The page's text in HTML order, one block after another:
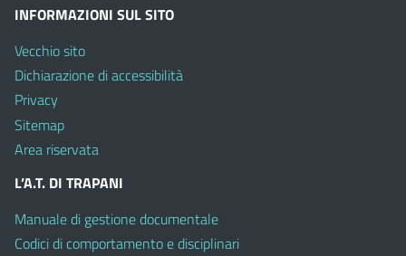
INFORMAZIONI SUL SITO
Vecchio sito
Dichiarazione di accessibilità
Privacy
Sitemap
Area riservata
L’A.T. DI TRAPANI
Manuale di gestione documentale
Codici di comportamento e disciplinari